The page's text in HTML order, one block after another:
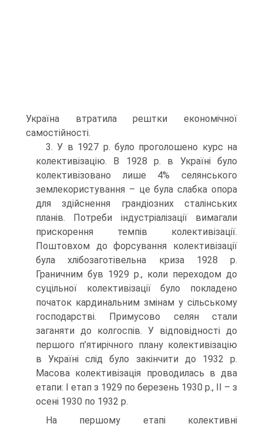
Україна втратила рештки економічної
самостійності.
3. У в 1927 р. було проголошено курс на
колективізацію. В 1928 р. в Україні було
колективізовано лише 4% селянського
землекористування – це була слабка опора
для здійснення грандіозних сталінських
планів. Потреби індустріалізації вимагали
прискорення темпів колективізації.
Поштовхом до форсування колективізації
була хлібозаготівельна криза 1928 р.
Граничним був 1929 р., коли переходом до
суцільної колективізації було покладено
початок кардинальним змінам у сільському
господарстві. Примусово селян стали
заганяти до колгоспів. У відповідності до
першого п’ятирічного плану колективізацію
в Україні слід було закінчити до 1932 р.
Масова колективізація проводилась в два
етапи: І етап з 1929 по березень 1930 р., ІІ – з
осені 1930 по 1932 р.
На першому етапі колективні